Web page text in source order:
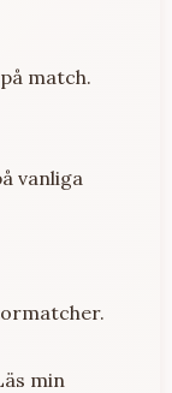
match.
vanliga
min